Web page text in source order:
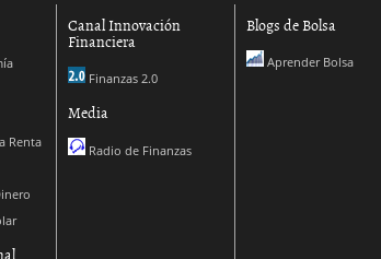
Renta
Canal Innovación
Financiera
Finanzas 2.0
Media
Radio de Finanzas
Blogs de Bolsa
Aprender Bolsa